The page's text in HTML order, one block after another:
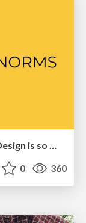
Breaking role norms: Why Content Design is so much more than writing copy - Taylor Woolridge
0 360